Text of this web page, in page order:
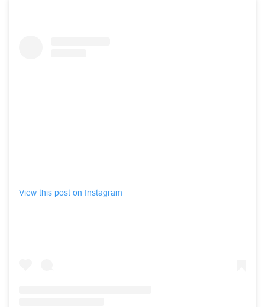
View this post on Instagram